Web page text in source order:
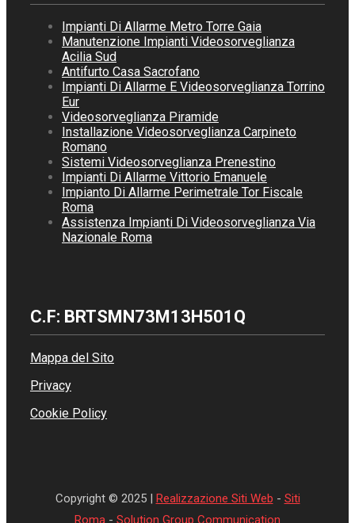
Impianti Di Allarme Metro Torre Gaia
Manutenzione Impianti Videosorveglianza
Acilia Sud
Antifurto Casa Sacrofano
Impianti Di Allarme E Videosorveglianza Torrino
Eur
Videosorveglianza Piramide
Installazione Videosorveglianza Carpineto
Romano
Sistemi Videosorveglianza Prenestino
Impianti Di Allarme Vittorio Emanuele
Impianto Di Allarme Perimetrale Tor Fiscale
Roma
Assistenza Impianti Di Videosorveglianza Via
Nazionale Roma
C.F: BRTSMN73M13H501Q
Mappa del Sito
Privacy
Cookie Policy
Copyright © 2025 | Realizzazione Siti Web - Siti
Roma - Solution Group Communication